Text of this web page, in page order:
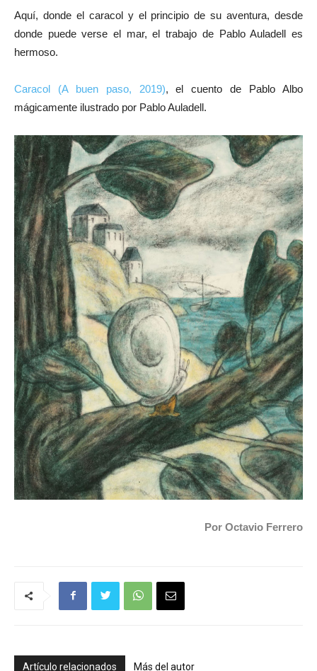
Aquí, donde el caracol y el principio de su aventura, desde
donde puede verse el mar, el trabajo de Pablo Auladell es
hermoso.
Caracol (A buen paso, 2019), el cuento de Pablo Albo
mágicamente ilustrado por Pablo Auladell.
Por Octavio Ferrero
Artículo relacionados Más del autor